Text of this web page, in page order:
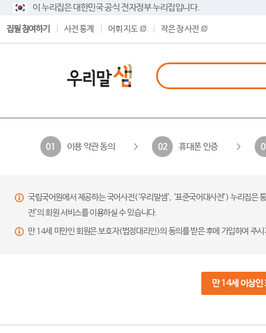
이 누리집은 대한민국 공식 전자정부 누리집입니다.
집필 참여하기 사전 통계 어휘 지도 작은 창 사전
01 이용 약관 동의 02 휴대폰 인증
국립국어원에서 제공하는 국어사전(‘우리말샘’, ‘표준국어대사전’) 누리집
전’의 회원 서비스를 이용하실 수 있습니다.
만 14세 미만인 회원은 보호자(법정대리인)의 동의를 받은 후에 가입하여 주
만 14세 이상인